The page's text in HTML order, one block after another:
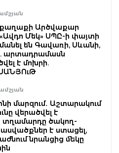
քաղաքի Արծվաքար
Մեկ» ՍՊԸ-ի փայտի
են Գավառի, Սևանի,
արտադրամասն
է մոխրի.
մարզում․ Աշտարակում
վերածվել է
տղամարդը ծակող-
է ստացել,
նրանցից մեկը